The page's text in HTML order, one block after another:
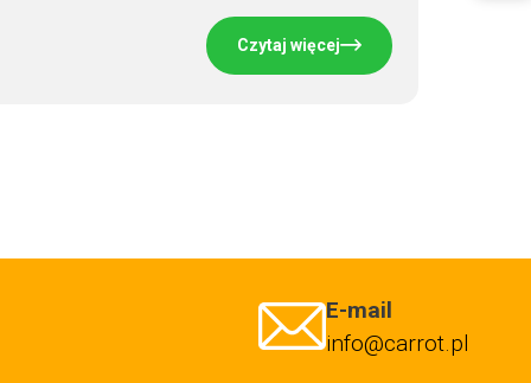
Czytaj więcej
E-mail
info@carrot.pl